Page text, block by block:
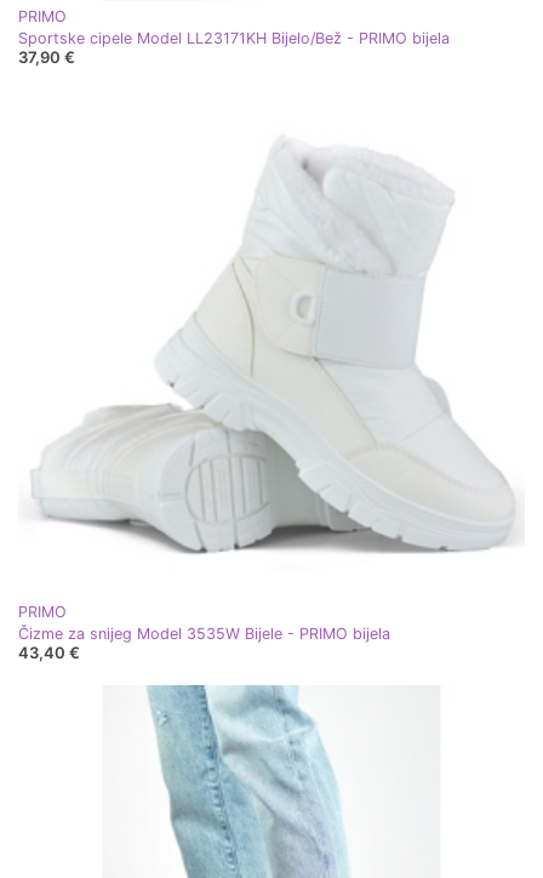
PRIMO
Sportske cipele Model LL23171KH Bijelo/Bež - PRIMO bijela
37,90 €
PRIMO
Čizme za snijeg Model 3535W Bijele - PRIMO bijela
43,40 €